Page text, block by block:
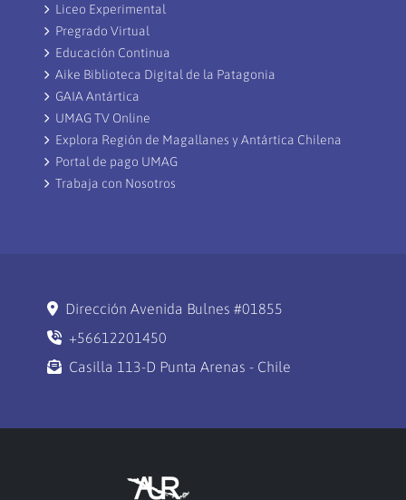
Liceo Experimental
Pregrado Virtual
Educación Continua
Aike Biblioteca Digital de la Patagonia
GAIA Antártica
UMAG TV Online
Explora Región de Magallanes y Antártica Chilena
Portal de pago UMAG
Trabaja con Nosotros
Dirección Avenida Bulnes #01855
+56612201450
Casilla 113-D Punta Arenas - Chile